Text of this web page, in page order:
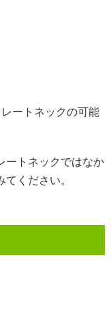
ートネックの可能
ートネックではなか
ください。